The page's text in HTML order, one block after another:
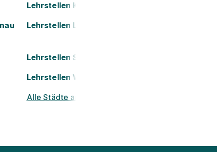
Lehrstellen Kapfenberg
Lehrstellen Leoben
Lehrstellen St. Pölten
Lehrstellen Wels
Alle Städte ansehen